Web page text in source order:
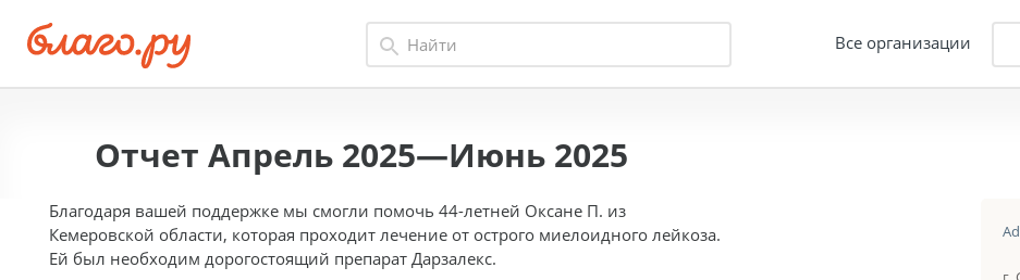
Все организации
Отчет Апрель 2025—Июнь 2025
Благодаря вашей поддержке мы смогли помочь 44-летней Оксане П. из
Кемеровской области, которая проходит лечение от острого миелоидного лейкоза.
Ей был необходим дорогостоящий препарат Дарзалекс.